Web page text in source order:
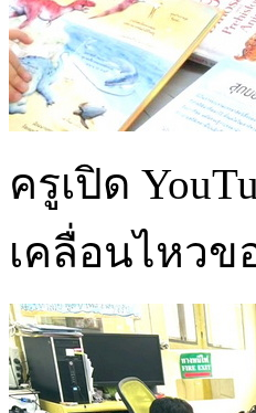
ครูเปิด
เคลื่อนไหวข